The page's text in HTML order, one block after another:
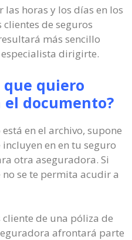
horas y los días en los
de seguros
más sencillo
dirigirte.
que quiero
documento?
en el archivo, supone
en en tu seguro
otra aseguradora. Si
se te permita acudir a
cliente de una póliza de
afrontará parte